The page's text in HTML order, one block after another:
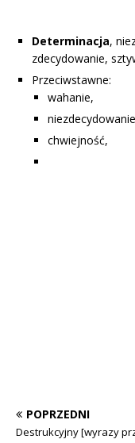
Determinacja,
zdecydowanie,
Przeciwstawne:
wahanie,
chwiejność,
POPRZEDNI
Destrukcyjny [wyrazy